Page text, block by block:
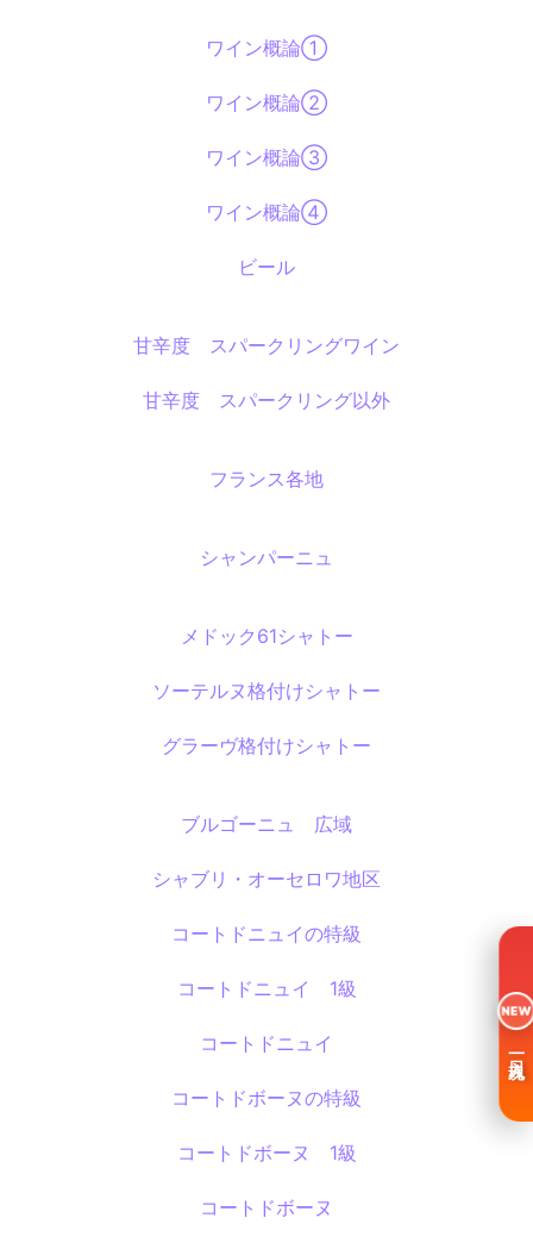
ワイン概論①
ワイン概論②
ワイン概論③
ワイン概論④
ビール
甘辛度 スパークリングワイン
甘辛度 スパークリング以外
フランス各地
シャンパーニュ
メドック61シャトー
ソーテルヌ格付けシャトー
グラーヴ格付けシャトー
ブルゴーニュ 広域
シャブリ・オーセロワ地区
コートドニュイの特級
コートドニュイ 1級
コートドニュイ
コートドボーヌの特級
コートドボーヌ 1級
コートドボーヌ
NEW